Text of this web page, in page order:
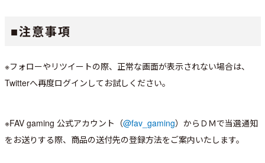
■注意事項
※フォローやリツイートの際、正常な画面が表示されない場合は、
Twitterへ再度ログインしてお試しください。
※FAV gaming 公式アカウント（@fav_gaming）からＤＭで当選通知
をお送りする際、商品の送付先の登録方法をご案内いたします。